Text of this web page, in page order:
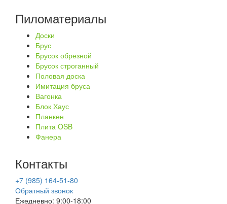
Пиломатериалы
Доски
Брус
Брусок обрезной
Брусок строганный
Половая доска
Имитация бруса
Вагонка
Блок Хаус
Планкен
Плита OSB
Фанера
Контакты
+7 (985) 164-51-80
Обратный звонок
Ежедневно: 9:00-18:00